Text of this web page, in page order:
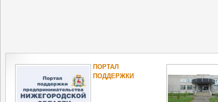
ПОРТАЛ
ПОДДЕРЖКИ